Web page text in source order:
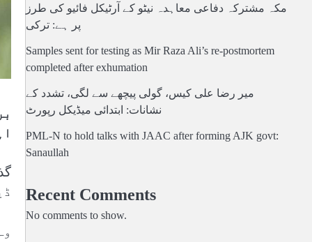
مکہ مشترکہ دفاعی معاہدہ نیٹو کے آرٹیکل فائیو کی طرز
پر ہے: ترکی
Samples sent for testing as Mir Raza Ali’s re-postmortem
completed after exhumation
میر رضا علی کیس، گولی پیچھے سے لگی، تشدد کے
نشانات: ابتدائی میڈیکل رپورٹ
PML-N to hold talks with JAAC after forming AJK govt:
Sanaullah
Recent Comments
No comments to show.